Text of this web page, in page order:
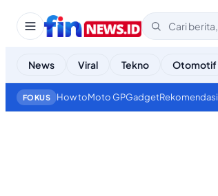
News Viral Tekno Otomotif
FOKUS How toMoto GPGadgetRekomendasi